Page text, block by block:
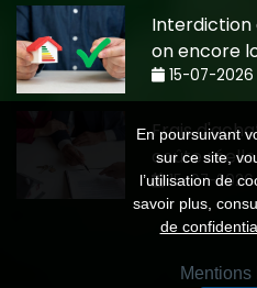
Interdiction
on encore
15-07-2026
Frais
coûte
15-07-2026
En poursuivant
sur ce site,
l’utilisation de
savoir plus,
de
Mentions